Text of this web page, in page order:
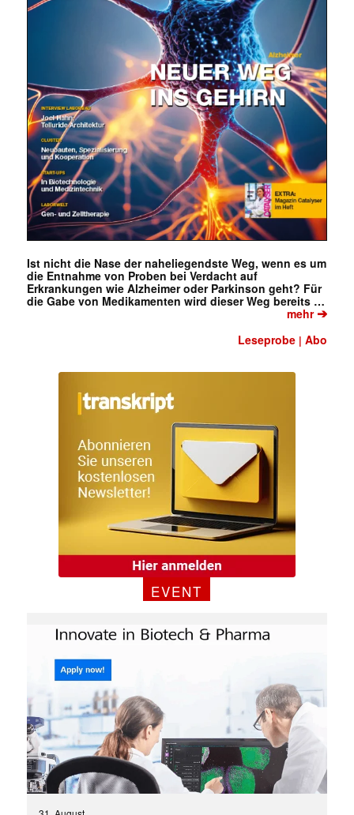
Ist nicht die Nase der naheliegendste Weg, wenn es um
die Entnahme von Proben bei Verdacht auf
Erkrankungen wie Alzheimer oder Parkinson geht? Für
die Gabe von Medikamenten wird dieser Weg bereits …
mehr➔
Leseprobe |Abo
EVENT